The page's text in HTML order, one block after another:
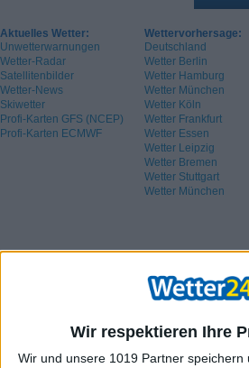
Wir respektieren Ihre
Wir und unsere 1019 Partner
Aktuelles Wetter:
Unwetterwarnungen
Wetter-Radar
Satellitenbilder
Wetter-News
Skiwetter
Profi-Karten GFS (NCEP)
Profi-Karten ECMWF
Wettervorhersage:
Deutschland
Wetter Berlin
Wetter Hamburg
Wetter München
Wetter Köln
Wetter Frankfurt
Wetter Essen
Wetter Leipzig
Wetter Bremen
Wetter Stuttgart
Wetter München